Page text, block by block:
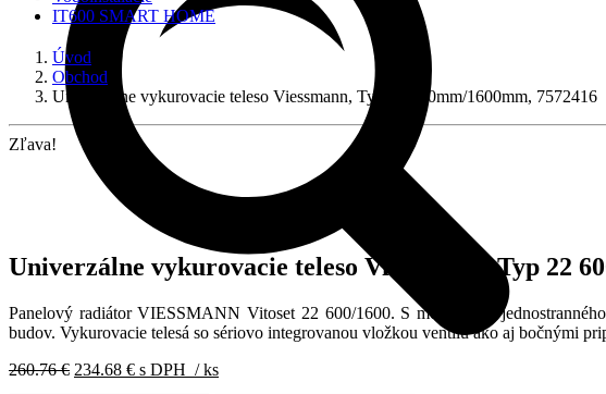
IT600 SMART HOME
Úvod
Obchod
Univerzálne vykurovacie teleso Viessmann, Typ 22 600mm/1600mm, 7572416
Zľava!
Univerzálne vykurovacie teleso Viessmann, Typ 22
Panelový radiátor VIESSMANN Vitoset 22 600/1600. S možnosťou
budov. Vykurovacie telesá so sériovo integrovanou vložkou ventilu ako aj bočnými
260.76€ Pôvodná
234.68 €Aktuálna
s DPH / ks